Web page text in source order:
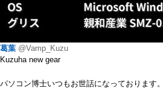
葛葉 @Vamp_Kuzu
Kuzuha new gear
パソコン博士いつもお世話になっております。